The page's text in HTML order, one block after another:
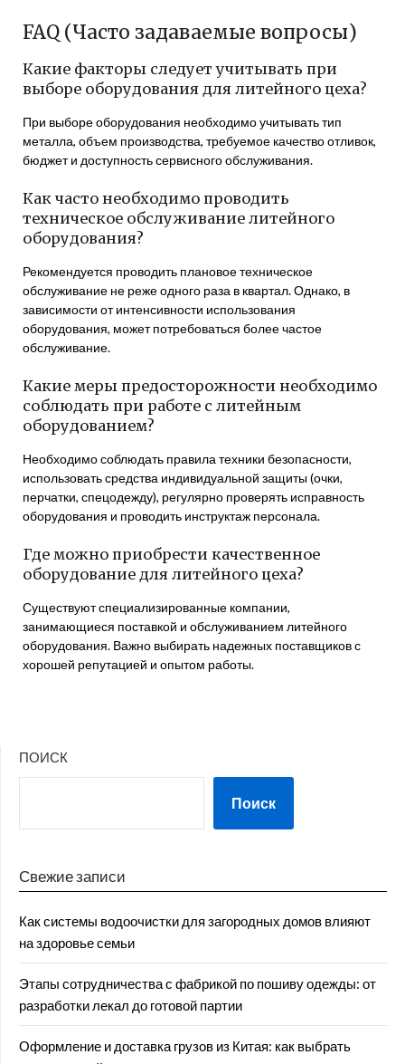
FAQ (Часто задаваемые вопросы)
Какие факторы следует учитывать при
выборе оборудования для литейного цеха?
При выборе оборудования необходимо учитывать тип
металла, объем производства, требуемое качество отливок,
бюджет и доступность сервисного обслуживания.
Как часто необходимо проводить
техническое обслуживание литейного
оборудования?
Рекомендуется проводить плановое техническое
обслуживание не реже одного раза в квартал. Однако, в
зависимости от интенсивности использования
оборудования, может потребоваться более частое
обслуживание.
Какие меры предосторожности необходимо
соблюдать при работе с литейным
оборудованием?
Необходимо соблюдать правила техники безопасности,
использовать средства индивидуальной защиты (очки,
перчатки, спецодежду), регулярно проверять исправность
оборудования и проводить инструктаж персонала.
Где можно приобрести качественное
оборудование для литейного цеха?
Существуют специализированные компании,
занимающиеся поставкой и обслуживанием литейного
оборудования. Важно выбирать надежных поставщиков с
хорошей репутацией и опытом работы.
ПОИСК
Поиск
Свежие записи
Как системы водоочистки для загородных домов влияют
на здоровье семьи
Этапы сотрудничества с фабрикой по пошиву одежды: от
разработки лекал до готовой партии
Оформление и доставка грузов из Китая: как выбрать